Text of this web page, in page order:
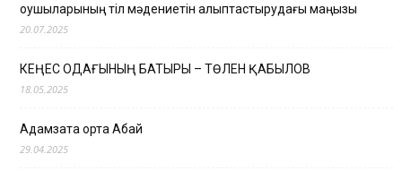
оқушыларының тіл мәдениетін қалыптастырудағы маңызы
20.07.2025
КЕҢЕС ОДАҒЫНЫҢ БАТЫРЫ – ТӨЛЕН ҚАБЫЛОВ
18.05.2025
Адамзатқа ортақ Абай
29.04.2025